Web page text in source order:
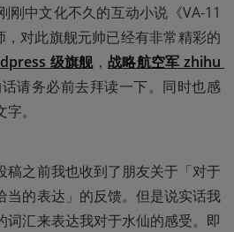
刚中文化不久的互动小说《VA-11
对此旗舰元帅已经有非常精彩的
级旗舰， 战略航空军 zhihu
请务必前去拜读一下。同时也感
。
稿之前我也收到了朋友关于「对于
当的表达」的反馈。但是说实话我
词汇来表达我对于水仙的感受。即